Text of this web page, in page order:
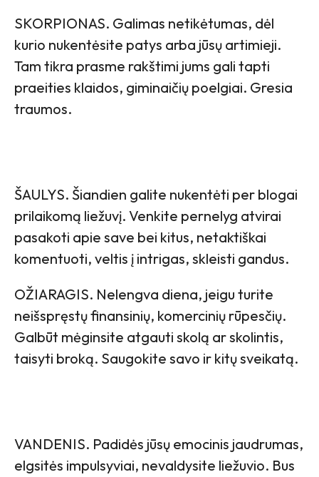
SKORPIONAS. Galimas netikėtumas, dėl
kurio nukentėsite patys arba jūsų artimieji.
Tam tikra prasme rakštimi jums gali tapti
praeities klaidos, giminaičių poelgiai. Gresia
traumos.
ŠAULYS. Šiandien galite nukentėti per blogai
prilaikomą liežuvį. Venkite pernelyg atvirai
pasakoti apie save bei kitus, netaktiškai
komentuoti, veltis į intrigas, skleisti gandus.
OŽIARAGIS. Nelengva diena, jeigu turite
neišspręstų finansinių, komercinių rūpesčių.
Galbūt mėginsite atgauti skolą ar skolintis,
taisyti broką. Saugokite savo ir kitų sveikatą.
VANDENIS. Padidės jūsų emocinis jaudrumas,
elgsitės impulsyviai, nevaldysite liežuvio. Bus